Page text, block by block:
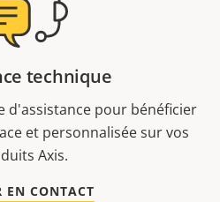
technique
d'assistance pour bénéficier
et personnalisée sur vos
Axis.
EN CONTACT